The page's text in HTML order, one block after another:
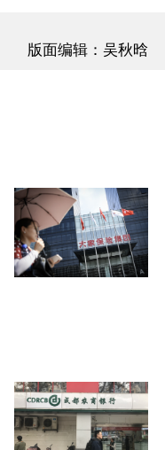
版面编辑：吴秋晗